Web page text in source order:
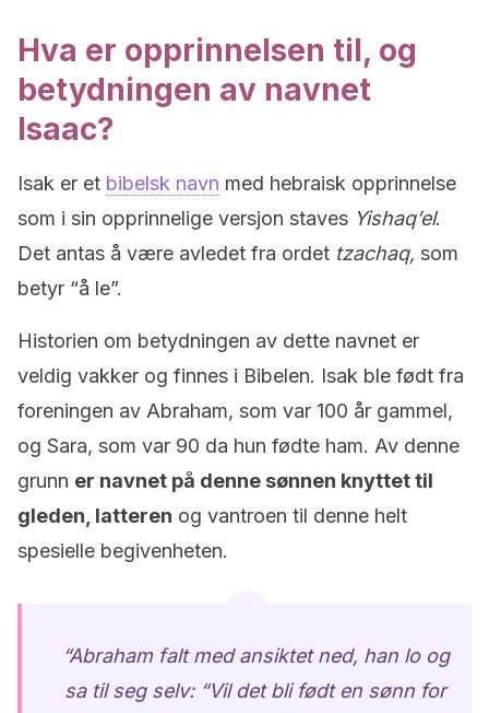
Hva er opprinnelsen til, og
betydningen av navnet
Isaac?
Isak er et bibelsk navn med hebraisk opprinnelse
som i sin opprinnelige versjon staves Yishaq’el.
Det antas å være avledet fra ordet tzachaq, som
betyr “å le”.
Historien om betydningen av dette navnet er
veldig vakker og finnes i Bibelen. Isak ble født fra
foreningen av Abraham, som var 100 år gammel,
og Sara, som var 90 da hun fødte ham. Av denne
grunn er navnet på denne sønnen knyttet til
gleden, latteren og vantroen til denne helt
spesielle begivenheten.
“Abraham falt med ansiktet ned, han lo og
sa til seg selv: “Vil det bli født en sønn for